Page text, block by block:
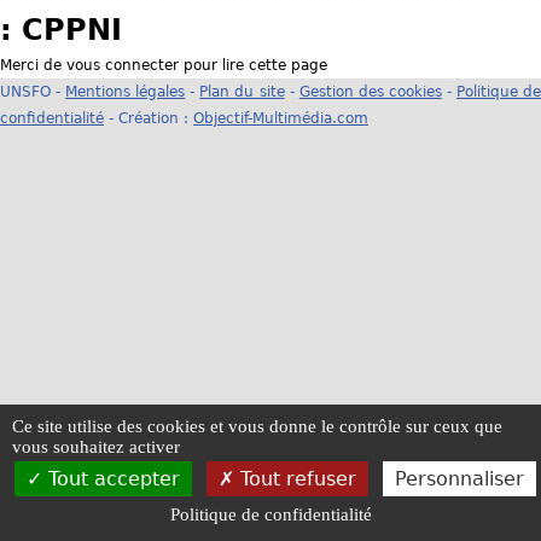
u
s
ê
: CPPNI
Merci de vous connecter pour lire cette page
UNSFO - Mentions légales - Plan du site- Gestion des cookies- Politique de
confidentialité - Création : Objectif-Multimédia.com
Ce site utilise des cookies et vous donne le contrôle sur ceux que
vous souhaitez activer
Tout accepter Tout refuser Personnaliser
Politique de confidentialité